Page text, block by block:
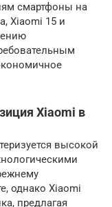
смартфоны на
Xiaomi 15 и
Xiaomi в
высокой
однако Xiaomi
предлагая